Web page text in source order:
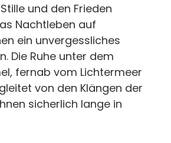
und den Frieden
Nachtleben auf
ein unvergessliches
Die Ruhe unter dem
fernab vom Lichtermeer
von den Klängen der
sicherlich lange in